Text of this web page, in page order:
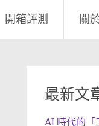
開箱評測 關
最新文
AI 時代的「